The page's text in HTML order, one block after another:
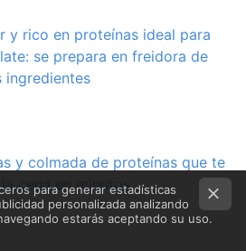
y rico en proteínas ideal para
se prepara en freidora de
ingredientes
y colmada de proteínas que te
cena en minutos
para generar estadísticas
personalizada analizando
estarás aceptando su uso.